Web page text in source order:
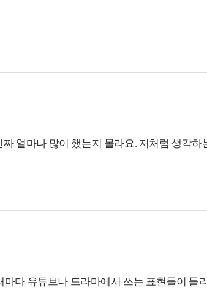
얼마나 많이 했는지 몰라요. 저처럼 생각
고, 노래 부르고, 소통하면서 수업하고 있
입으로 따라 했어요. 그러고 나니까 비슷
이 더 잘 보이고 잘 들리게 됐어요. 배운 것
다 유튜브나 드라마에서 쓰는 표현들이 들